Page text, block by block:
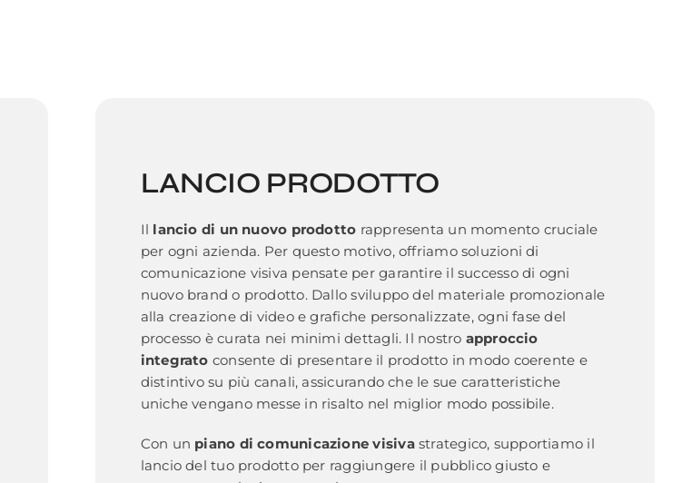
LANCIO PRODOTTO
Il lancio di un nuovo prodotto rappresenta un momento cruciale
per ogni azienda. Per questo motivo, offriamo soluzioni di
comunicazione visiva pensate per garantire il successo di ogni
nuovo brand o prodotto. Dallo sviluppo del materiale promozionale
alla creazione di video e grafiche personalizzate, ogni fase del
processo è curata nei minimi dettagli. Il nostro approccio
integrato consente di presentare il prodotto in modo coerente e
distintivo su più canali, assicurando che le sue caratteristiche
uniche vengano messe in risalto nel miglior modo possibile.
Con un piano di comunicazione visivastrategico, supportiamo il
lancio del tuo prodotto per raggiungere il pubblico giusto e